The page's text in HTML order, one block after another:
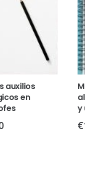
auxilios
en
y
€